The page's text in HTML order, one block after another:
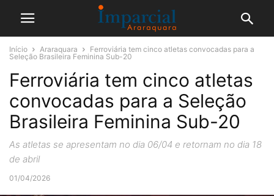
Início Araraquara
Ferroviária tem cinco atletas convocadas para a
Seleção Brasileira Feminina Sub-20
Ferroviária tem cinco atletas
convocadas para a Seleção
Brasileira Feminina Sub-20
As atletas se apresentam no dia 06/04 e retornam no dia 18
de abril
01/04/2026